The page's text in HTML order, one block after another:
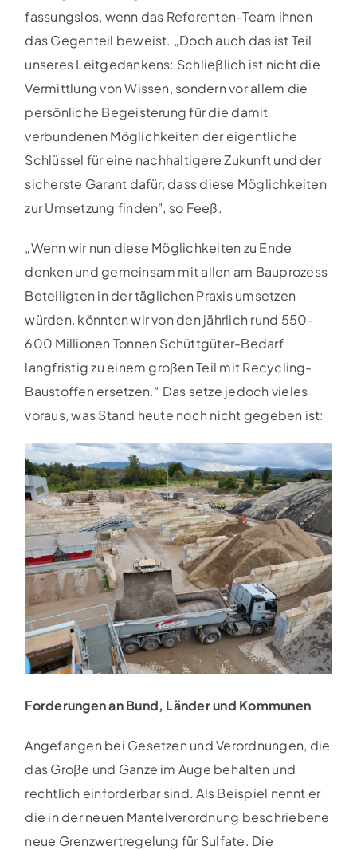
fassungslos, wenn das Referenten-Team ihnen
das Gegenteil beweist. „Doch auch das ist Teil
unseres Leitgedankens: Schließlich ist nicht die
Vermittlung von Wissen, sondern vor allem die
persönliche Begeisterung für die damit
verbundenen Möglichkeiten der eigentliche
Schlüssel für eine nachhaltigere Zukunft und der
sicherste Garant dafür, dass diese Möglichkeiten
zur Umsetzung finden", so Feeß.
„Wenn wir nun diese Möglichkeiten zu Ende
denken und gemeinsam mit allen am Bauprozess
Beteiligten in der täglichen Praxis umsetzen
würden, könnten wir von den jährlich rund 550-
600 Millionen Tonnen Schüttgüter-Bedarf
langfristig zu einem großen Teil mit Recycling-
Baustoffen ersetzen.“ Das setze jedoch vieles
voraus, was Stand heute noch nicht gegeben ist:
Forderungen an Bund, Länder und Kommunen
Angefangen bei Gesetzen und Verordnungen, die
das Große und Ganze im Auge behalten und
rechtlich einforderbar sind. Als Beispiel nennt er
die in der neuen Mantelverordnung beschriebene
neue Grenzwertregelung für Sulfate. Die